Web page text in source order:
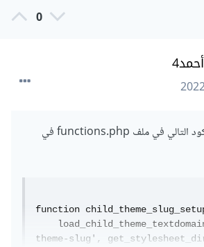
0
يجب عليك إضافة الكود التالي في ملف functions.php في
function
    load_child_theme_textdomain( 'parent-
theme-slug',